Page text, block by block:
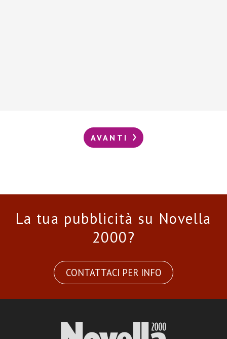
AVANTI
La tua pubblicità su Novella
2000?
CONTATTACI PER INFO